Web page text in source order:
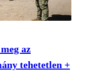
az
tehetetlen +